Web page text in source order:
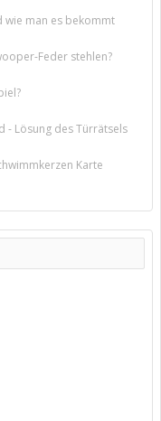
wie man es bekommt
Feder stehlen?
- Lösung des Türrätsels
Karte